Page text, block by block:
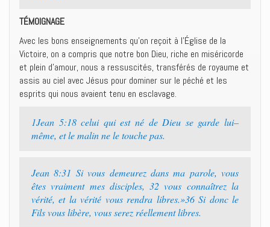
TÉMOIGNAGE
Avec les bons enseignements qu’on reçoit à l’Église de la
Victoire, on a compris que notre bon Dieu, riche en miséricorde
et plein d’amour, nous a ressuscités, transférés de royaume et
assis au ciel avec Jésus pour dominer sur le péché et les
esprits qui nous avaient tenu en esclavage.
1Jean 5:18 celui qui est né de Dieu se garde lui–
même, et le malin ne le touche pas.
Jean 8:31 Si vous demeurez dans ma parole, vous
êtes vraiment mes disciples, 32 vous connaîtrez la
vérité, et la vérité vous rendra libres.»36 Si donc le
Fils vous libère, vous serez réellement libres.